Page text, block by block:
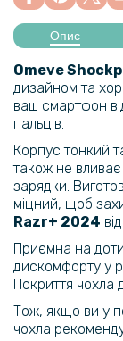
Захисне скло 3D
Razr+ 2024, Black
Захисне скло з
Razr 50 Ultra /
Протиударна
Опис
Omeve
дизайном та
ваш смартфон
пальців.
Корпус тонкий
також не вливає
зарядки.
міцний, щоб
Razr+ 2024
Приємна на
дискомфорту у
Покриття чохла
Тож, якщо ви у
чохла